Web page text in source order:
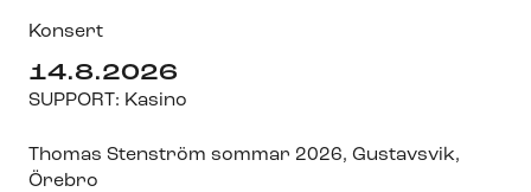
Konsert
14.8.2026
SUPPORT: Kasino
Thomas Stenström sommar 2026, Gustavsvik,
Örebro